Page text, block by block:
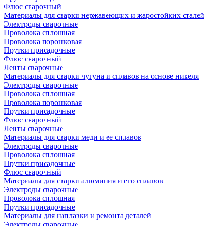
Флюс сварочный
Материалы для сварки нержавеющих и жаростойких сталей
Электроды сварочные
Проволока сплошная
Проволока порошковая
Прутки присадочные
Флюс сварочный
Ленты сварочные
Материалы для сварки чугуна и сплавов на основе никеля
Электроды сварочные
Проволока сплошная
Проволока порошковая
Прутки присадочные
Флюс сварочный
Ленты сварочные
Материалы для сварки меди и ее сплавов
Электроды сварочные
Проволока сплошная
Прутки присадочные
Флюс сварочный
Материалы для сварки алюминия и его сплавов
Электроды сварочные
Проволока сплошная
Прутки присадочные
Материалы для наплавки и ремонта деталей
Электроды сварочные